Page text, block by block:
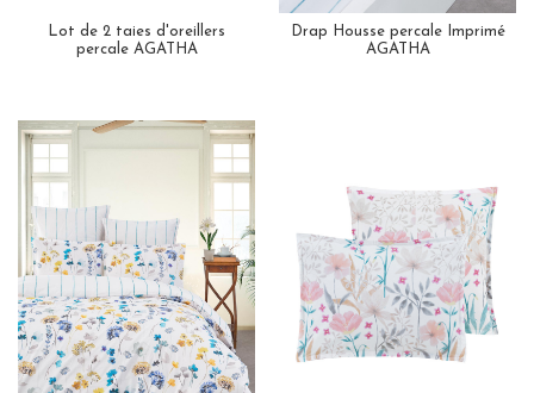
Lot de 2 taies d'oreillers
percale AGATHA
Drap Housse percale Imprimé
AGATHA